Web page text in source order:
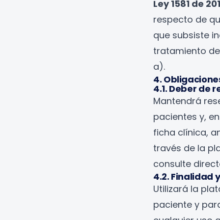
Ley 1581 de
respecto de
que subsiste
tratamiento
a).
4.
4.1. Deber de
Mantendrá
pacientes y,
ficha clínica,
través de la
consulte
4.2. Finalidad
Utilizará la
paciente y